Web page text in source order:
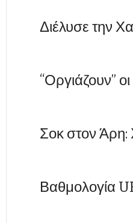
Διέλυσε την
“Οργιάζουν”
Σοκ στον Άρη:
Βαθμολογία